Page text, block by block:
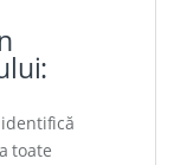
toate